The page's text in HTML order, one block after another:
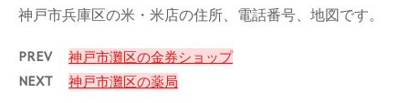
神戸市兵庫区の米・米店の住所、電話番号、地図です。
PREV 神戸市灘区の金券ショップ
NEXT 神戸市灘区の薬局